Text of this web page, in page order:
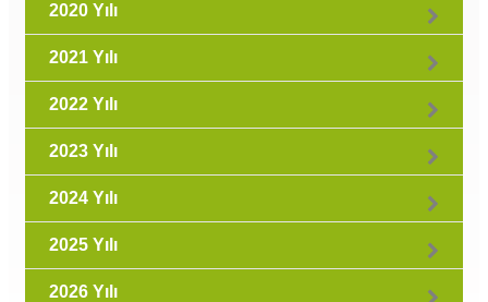
2020 Yılı
2021 Yılı
2022 Yılı
2023 Yılı
2024 Yılı
2025 Yılı
2026 Yılı